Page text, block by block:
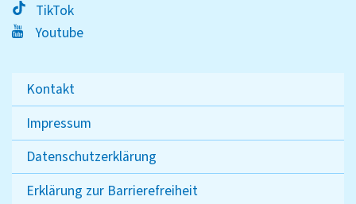
TikTok
Youtube
Kontakt
Impressum
Datenschutzerklärung
Erklärung zur Barrierefreiheit